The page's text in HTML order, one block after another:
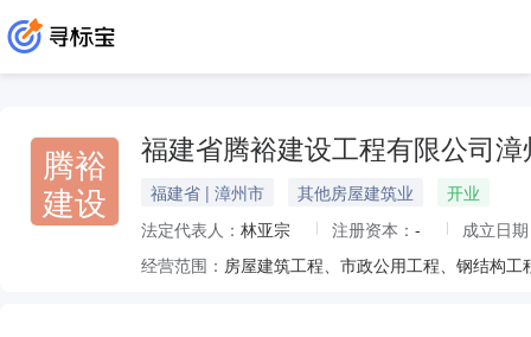
腾裕
建设
福建省腾裕建设工程有限公司
福建省 | 漳州市 其他房屋建筑业
开业
法定代表人： 林亚宗 注册资本： -
成立日
经营范围：